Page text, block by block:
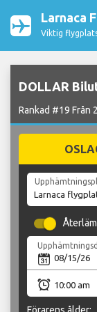
Larnaca
Viktig
DOLLAR
Rankad #19 Från